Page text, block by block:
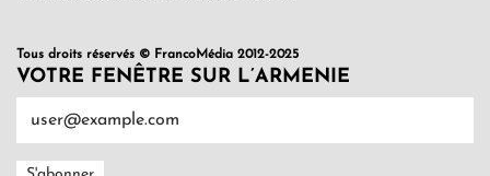
Tous droits réservés © FrancoMédia 2012-2025
VOTRE FENÊTRE SUR L’ARMENIE